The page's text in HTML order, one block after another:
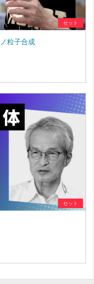
セット
粒子合成
セット